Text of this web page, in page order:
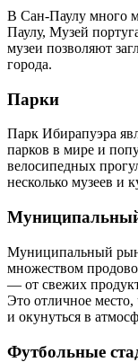
В Сан-Паулу много
Паулу, Музей
музеи позволяют
города.
Парки
Парк Ибирапуэра
парков в мире и
велосипедных
несколько музеев и
Муниципальный
множеством
— от свежих
Это отличное
и окунуться в
Футбольные